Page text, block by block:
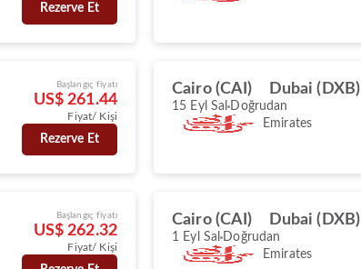
Rezerve Et
Başlangıç fiyatı
US$ 261.44
Fiyat/ Kişi
Rezerve Et
Cairo (CAI) Dubai (DXB)
15 Eyl Sal Doğrudan
Emirates
Başlangıç fiyatı
US$ 262.32
Fiyat/ Kişi
Cairo (CAI) Dubai (DXB)
1 Eyl Sal Doğrudan
Emirates